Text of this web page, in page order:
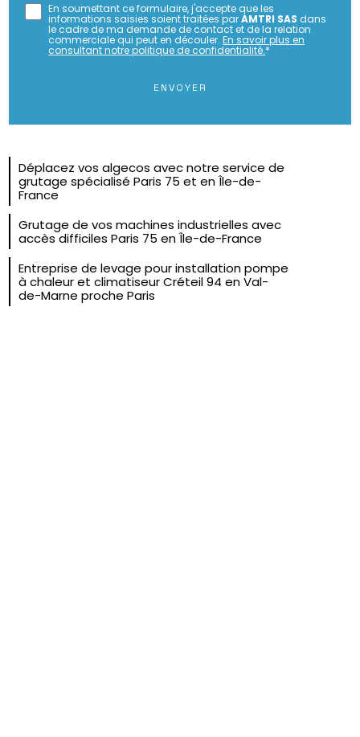
En soumettant ce formulaire, j'accepte que les
informations saisies soient traitées parAMTRI SAS dans
le cadre de ma demande de contact et de la relation
commerciale qui peut en découler.En savoir plus en
consultant notre politique de confidentialité.*
Déplacez vos algecos avec notre service de
grutage spécialisé Paris 75 et en Île-de-
France
Grutage de vos machines industrielles avec
accès difficiles Paris 75 en Île-de-France
Entreprise de levage pour installation pompe
à chaleur et climatiseur Créteil 94 en Val-
de-Marne proche Paris